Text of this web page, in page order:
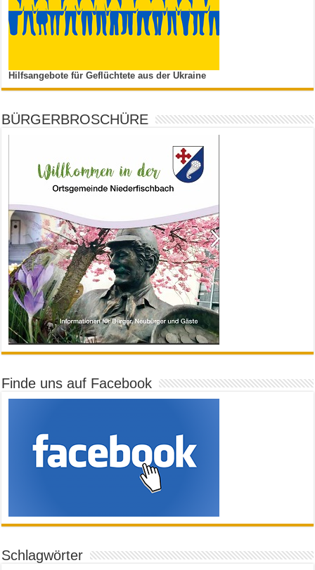
Hilfsangebote für Geflüchtete aus der Ukraine
BÜRGERBROSCHÜRE
Finde uns auf Facebook
Schlagwörter